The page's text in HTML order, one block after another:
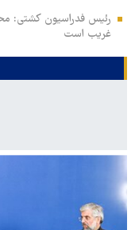
رئیس فدراسیون کشتی:
غریب است